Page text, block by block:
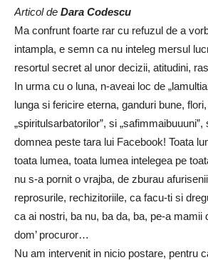
Articol de Dara Codescu
Ma confrunt foarte rar cu refuzul de a
intampla, e semn ca nu inteleg mersul
resortul secret al unor decizii, atitudini,
In urma cu o luna, n-aveai loc de
lunga si fericire eterna, ganduri bune,
„spiritulsarbatorilor”, si
domnea peste tara lui Facebook! Toata
toata lumea, toata lumea intelegea pe
nu s-a pornit o vrajba, de zburau
reprosurile, rechizitoriile, ca facu-ti si
ca ai nostri, ba nu, ba da, ba, pe-a mamii
dom’ procuror…
Nu am intervenit in nicio postare, pentru